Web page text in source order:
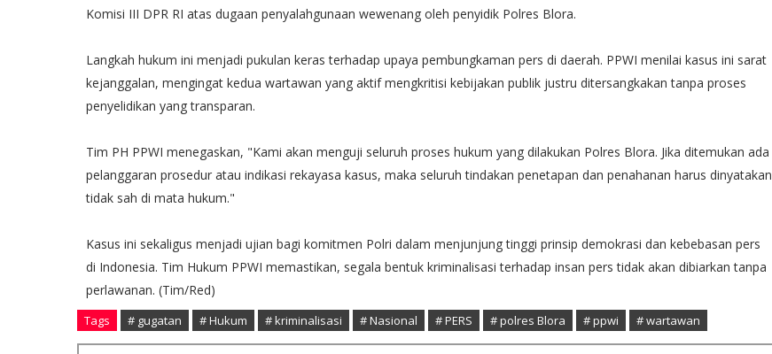
Komisi III DPR RI atas dugaan penyalahgunaan wewenang oleh penyidik Polres Blora.
Langkah hukum ini menjadi pukulan keras terhadap upaya pembungkaman pers di daerah. PPWI menilai kasus ini sarat
kejanggalan, mengingat kedua wartawan yang aktif mengkritisi kebijakan publik justru ditersangkakan tanpa proses
penyelidikan yang transparan.
Tim PH PPWI menegaskan, "Kami akan menguji seluruh proses hukum yang dilakukan Polres Blora. Jika ditemukan ada
pelanggaran prosedur atau indikasi rekayasa kasus, maka seluruh tindakan penetapan dan penahanan harus dinyatakan
tidak sah di mata hukum."
Kasus ini sekaligus menjadi ujian bagi komitmen Polri dalam menjunjung tinggi prinsip demokrasi dan kebebasan pers
di Indonesia. Tim Hukum PPWI memastikan, segala bentuk kriminalisasi terhadap insan pers tidak akan dibiarkan tanpa
perlawanan. (Tim/Red)
Tags # gugatan # Hukum # kriminalisasi # Nasional # PERS # polres Blora # ppwi # wartawan